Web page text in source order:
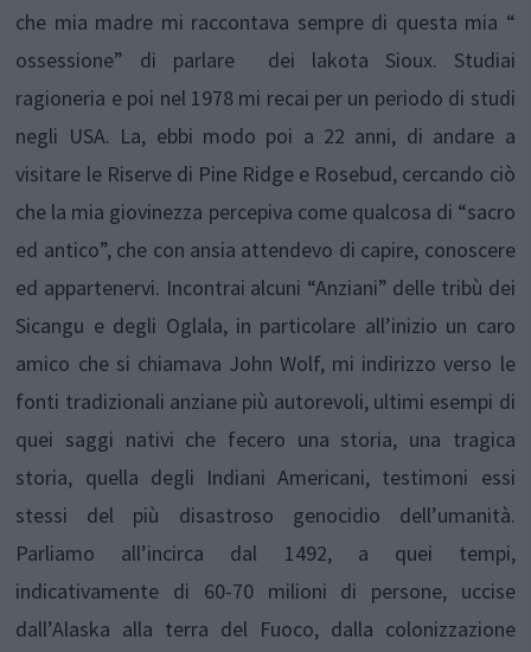
che mia madre mi raccontava sempre di questa mia “
ossessione” di parlare dei lakota Sioux. Studiai
ragioneria e poi nel 1978 mi recai per un periodo di studi
negli USA. La, ebbi modo poi a 22 anni, di andare a
visitare le Riserve di Pine Ridge e Rosebud, cercando ciò
che la mia giovinezza percepiva come qualcosa di “sacro
ed antico”, che con ansia attendevo di capire, conoscere
ed appartenervi. Incontrai alcuni “Anziani” delle tribù dei
Sicangu e degli Oglala, in particolare all’inizio un caro
amico che si chiamava John Wolf, mi indirizzo verso le
fonti tradizionali anziane più autorevoli, ultimi esempi di
quei saggi nativi che fecero una storia, una tragica
storia, quella degli Indiani Americani, testimoni essi
stessi del più disastroso genocidio dell’umanità.
Parliamo all’incirca dal 1492, a quei tempi,
indicativamente di 60-70 milioni di persone, uccise
dall’Alaska alla terra del Fuoco, dalla colonizzazione